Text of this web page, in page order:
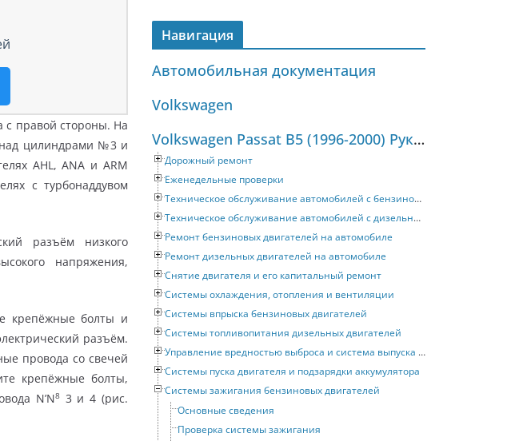
с правой стороны. На
над цилиндрами №3 и
AHL, ANA и ARM
с турбонаддувом
разъём низкого
напряжения,
крепёжные болты и
разъём.
провода со свечей
крепёжные болты,
N’N83 и 4 (рис.
Навигация
Автомобильная документация
Volkswagen
Volkswagen Passat B5 (1996-2000) Руководство по ремонту и техническому обслуживанию
Дорожный ремонт
Еженедельные проверки
Техническое обслуживание автомобилей с бензиновыми двигателями
Техническое обслуживание автомобилей с дизельными двигателями
Ремонт бензиновых двигателей на автомобиле
Ремонт дизельных двигателей на автомобиле
Снятие двигателя и его капитальный ремонт
Системы охлаждения, отопления и вентиляции
Системы впрыска бензиновых двигателей
Системы топливопитания дизельных двигателей
Управление вредностью выброса и система выпуска отработавших газов
Системы пуска двигателя и подзарядки аккумулятора
Системы зажигания бензиновых двигателей
Основные сведения
Проверка системы зажигания